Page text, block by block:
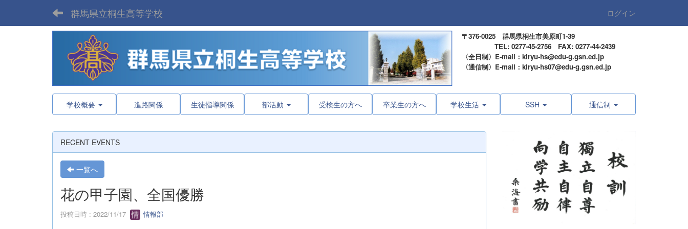
群馬県立桐生高等学校 ログイン
〒376-0025 群馬県桐生市美原町1-39
TEL: 0277-45-2756 FAX: 0277-44-2439
〈全日制〉E-mail：kiryu-hs@edu-g.gsn.ed.jp
〈通信制〉E-mail：kiryu-hs07@edu-g.gsn.ed.jp
学校概要 進路関係 生徒指導関係 部活動 受検生の方へ 卒業生の方へ 学校生活 SSH 通信制
RECENT EVENTS
一覧へ
花の甲子園、全国優勝
投稿日時 : 2022/11/17 情報部